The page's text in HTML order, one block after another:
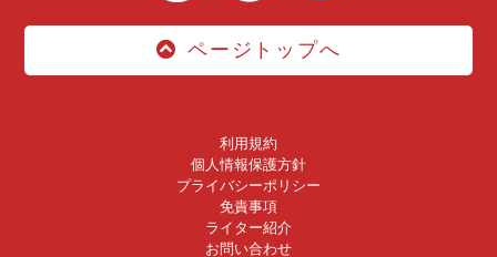
ページトップへ
利用規約
個人情報保護方針
プライバシーポリシー
免責事項
ライター紹介
お問い合わせ